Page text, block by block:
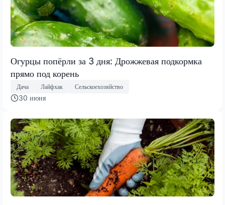
Огурцы попёрли за 3 дня: Дрожжевая подкормка
прямо под корень
Дача Лайфхак Сельскоехозяйство
30 июня